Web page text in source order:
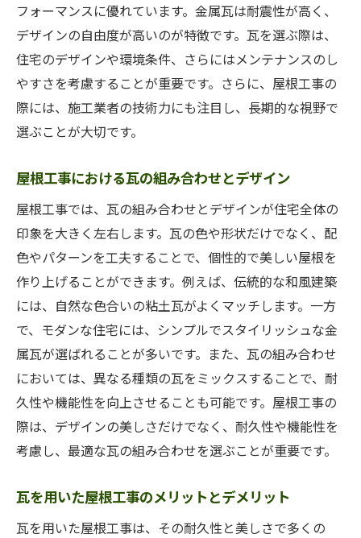
フォーマンスに優れています。金属瓦は耐震性が高く、
デザインの自由度が高いのが特徴です。瓦を選ぶ際は、
住宅のデザインや環境条件、さらにはメンテナンスのし
やすさを考慮することが重要です。さらに、屋根工事の
際には、施工業者の技術力にも注目し、長期的な視野で
選ぶことが大切です。
屋根工事における瓦の組み合わせとデザイン
屋根工事では、瓦の組み合わせとデザインが住宅全体の
印象を大きく左右します。瓦の色や形状だけでなく、配
色やパターンを工夫することで、個性的で美しい屋根を
作り上げることができます。例えば、伝統的な和風建築
には、自然な色合いの粘土瓦がよくマッチします。一方
で、モダンな住宅には、シンプルでスタイリッシュな金
属瓦が選ばれることが多いです。また、瓦の組み合わせ
においては、異なる種類の瓦をミックスすることで、耐
久性や機能性を向上させることも可能です。屋根工事の
際は、デザインの美しさだけでなく、耐久性や機能性を
考慮し、最適な瓦の組み合わせを選ぶことが重要です。
瓦を用いた屋根工事のメリットとデメリット
瓦を用いた屋根工事は、その耐久性と美しさで多くの